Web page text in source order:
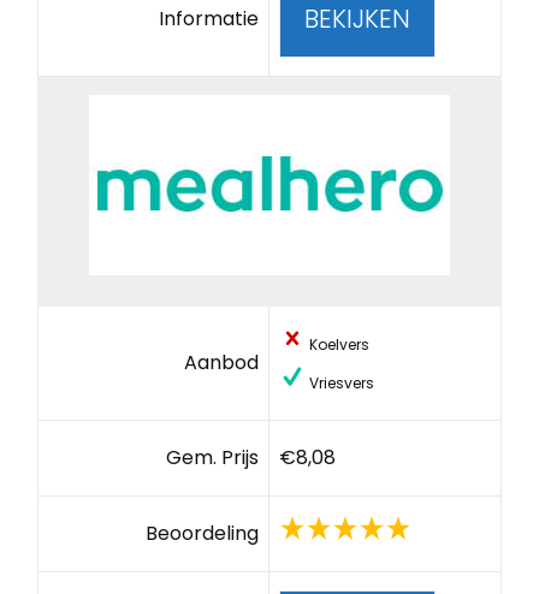
Informatie BEKIJKEN
Aanbod
Koelvers
Vriesvers
Gem. Prijs €8,08
Beoordeling